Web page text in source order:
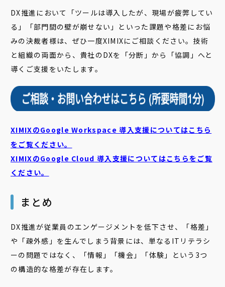
DX推進において「ツールは導入したが、現場が疲弊してい
る」「部門間の壁が崩せない」といった課題や格差にお悩
みの決裁者様は、ぜひ一度XIMIXにご相談ください。技術
と組織の両面から、貴社のDXを「分断」から「協調」へと
導くご支援をいたします。
XIMIXのGoogle Workspace 導入支援についてはこちら
をご覧ください。
XIMIXのGoogle Cloud 導入支援についてはこちらをご覧
ください。
まとめ
DX推進が従業員のエンゲージメントを低下させ、「格差」
や「疎外感」を生んでしまう背景には、単なるITリテラシ
ーの問題ではなく、「情報」「機会」「体験」という3つ
の構造的な格差が存在します。